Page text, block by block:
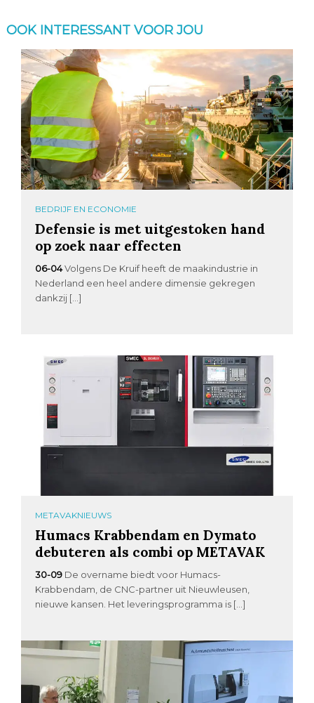
OOK INTERESSANT VOOR JOU
BEDRIJF EN ECONOMIE
Defensie is met uitgestoken hand
op zoek naar effecten
06-04Volgens De Kruif heeft de maakindustrie in
Nederland een heel andere dimensie gekregen
dankzij […]
METAVAKNIEUWS
Humacs Krabbendam en Dymato
debuteren als combi op METAVAK
30-09 De overname biedt voor Humacs-
Krabbendam, de CNC-partner uit Nieuwleusen,
nieuwe kansen. Het leveringsprogramma is […]